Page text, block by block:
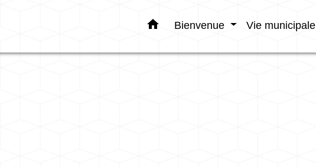
home Bienvenue Vie municipale